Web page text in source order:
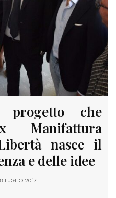
che
Manifattura
nasce il
e delle idee
LUGLIO 2017